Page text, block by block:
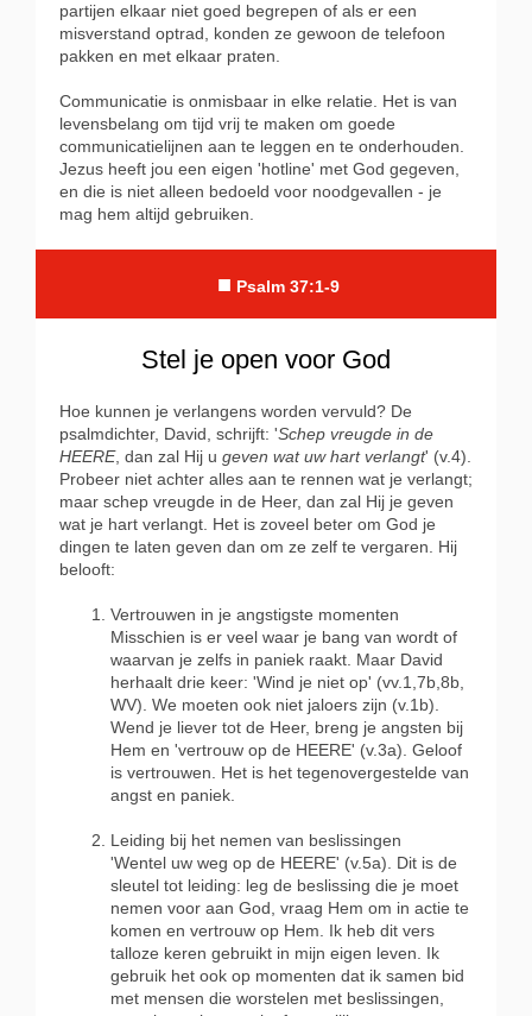
partijen elkaar niet goed begrepen of als er een
misverstand optrad, konden ze gewoon de telefoon
pakken en met elkaar praten.
Communicatie is onmisbaar in elke relatie. Het is van
levensbelang om tijd vrij te maken om goede
communicatielijnen aan te leggen en te onderhouden.
Jezus heeft jou een eigen 'hotline' met God gegeven,
en die is niet alleen bedoeld voor noodgevallen - je
mag hem altijd gebruiken.
■ Psalm 37:1-9
Stel je open voor God
Hoe kunnen je verlangens worden vervuld? De
psalmdichter, David, schrijft: 'Schep vreugde in de
HEERE, dan zal Hij u geven wat uw hart verlangt' (v.4).
Probeer niet achter alles aan te rennen wat je verlangt;
maar schep vreugde in de Heer, dan zal Hij je geven
wat je hart verlangt. Het is zoveel beter om God je
dingen te laten geven dan om ze zelf te vergaren. Hij
belooft:
Vertrouwen in je angstigste momenten
Misschien is er veel waar je bang van wordt of
waarvan je zelfs in paniek raakt. Maar David
herhaalt drie keer: 'Wind je niet op' (vv.1,7b,8b,
WV). We moeten ook niet jaloers zijn (v.1b).
Wend je liever tot de Heer, breng je angsten bij
Hem en 'vertrouw op de HEERE' (v.3a). Geloof
is vertrouwen. Het is het tegenovergestelde van
angst en paniek.
Leiding bij het nemen van beslissingen
'Wentel uw weg op de HEERE' (v.5a). Dit is de
sleutel tot leiding: leg de beslissing die je moet
nemen voor aan God, vraag Hem om in actie te
komen en vertrouw op Hem. Ik heb dit vers
talloze keren gebruikt in mijn eigen leven. Ik
gebruik het ook op momenten dat ik samen bid
met mensen die worstelen met beslissingen,